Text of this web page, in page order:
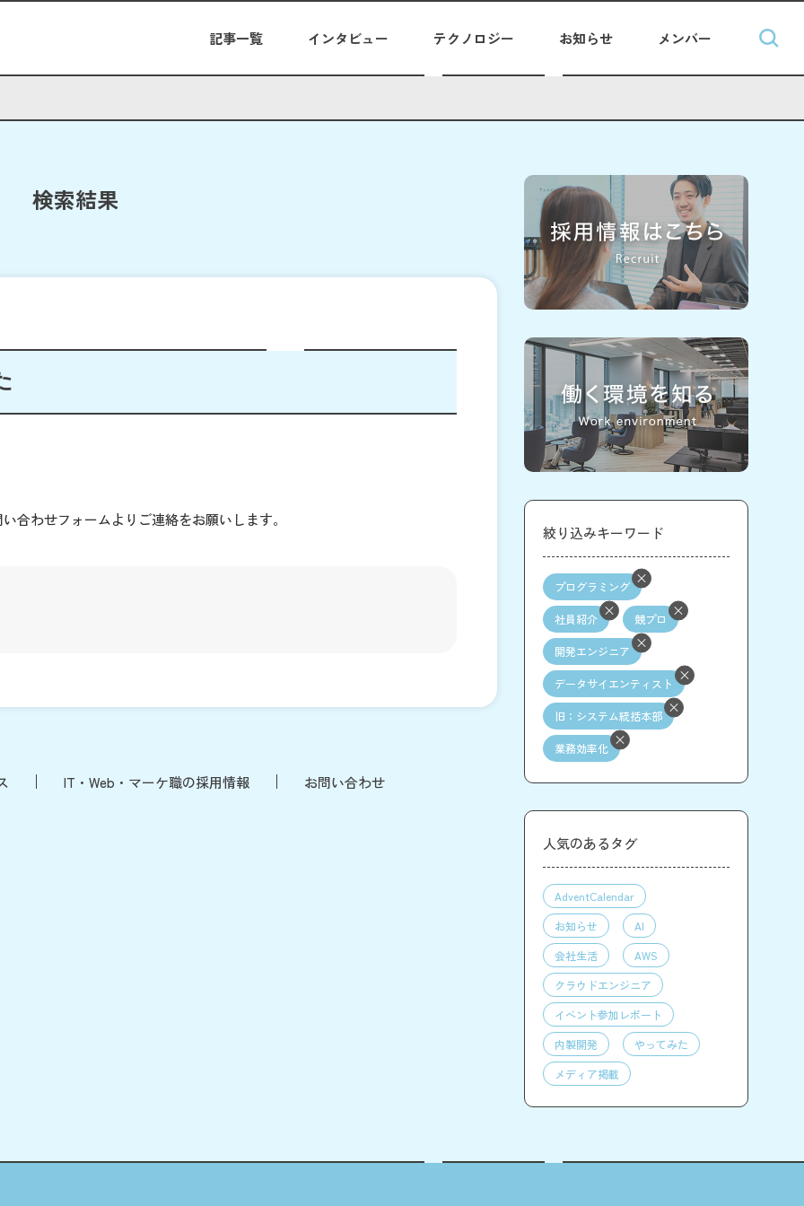
記事一覧 インタビュー テクノロジー お知らせ メンバー
検索結果
合わせフォームよりご連絡をお願いします。
IT・Web・マーケ職の採用情報 お問い合わせ
絞り込みキーワード
プログラミング
社員紹介 競プロ
開発エンジニア
データサイエンティスト
旧：システム統括本部
業務効率化
人気のあるタグ
AdventCalendar
お知らせ
AI
会社生活
AWS
クラウドエンジニア
イベント参加レポート
内製開発
やってみた
メディア掲載